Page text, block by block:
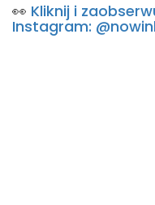
👀 Kliknij i
Instagram: